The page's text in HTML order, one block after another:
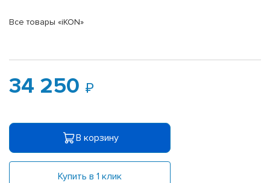
Все товары «iKON»
34 250
В корзину
Купить в 1 клик